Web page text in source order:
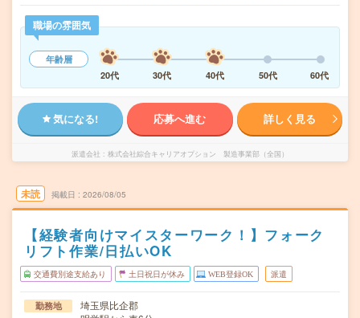
職場の雰囲気
年齢層
20代
30代 40代 50代 60代
気になる! 応募へ進む 詳しく見る
派遣会社 株式会社綜合キャリアオプション 製造事業部（全国）
未読 掲載日 2026/08/05
【経験者向けマイスターワーク！】フォーク
リフト作業/日払いOK
交通費別途支給あり 土日祝日が休み WEB登録OK 派遣
勤務地
埼玉県比企郡